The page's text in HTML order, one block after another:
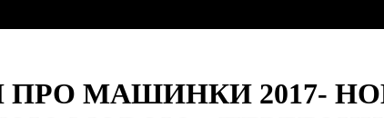
МАШИНКИ 2017-